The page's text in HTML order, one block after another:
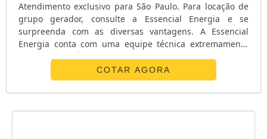
Atendimento exclusivo para São Paulo. Para locação de
grupo gerador, consulte a Essencial Energia e se
surpreenda com as diversas vantagens. A Essencial
Energia conta com uma equipe técnica extremamente
qualificada, além de uma estrutura corporativa moderna
e pronta para oferecer o melhor atendimento possível
aos consumidores. Vantagens de fazer a locação de
produtos Carenagem Silenciada , próprias para trabalho
COTAR AGORA